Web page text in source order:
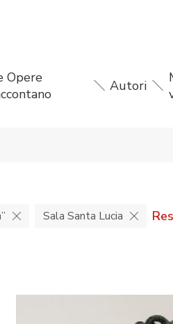
Opere
Autori
Sala Santa Lucia